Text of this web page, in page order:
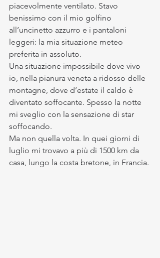
piacevolmente ventilato. Stavo
benissimo con il mio golfino
all’uncinetto azzurro e i pantaloni
leggeri: la mia situazione meteo
preferita in assoluto.
Una situazione impossibile dove vivo
io, nella pianura veneta a ridosso delle
montagne, dove d’estate il caldo è
diventato soffocante. Spesso la notte
mi sveglio con la sensazione di star
soffocando.
Ma non quella volta. In quei giorni di
luglio mi trovavo a più di 1500 km da
casa, lungo la costa bretone, in Francia.